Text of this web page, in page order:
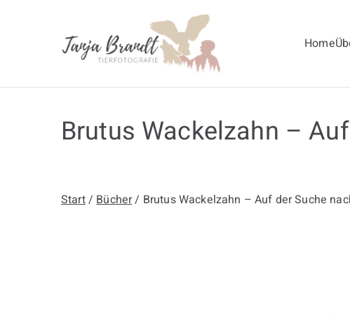
Home
Brutus Wackelzahn –
Start/Bücher/ Brutus Wackelzahn – Auf der Suche